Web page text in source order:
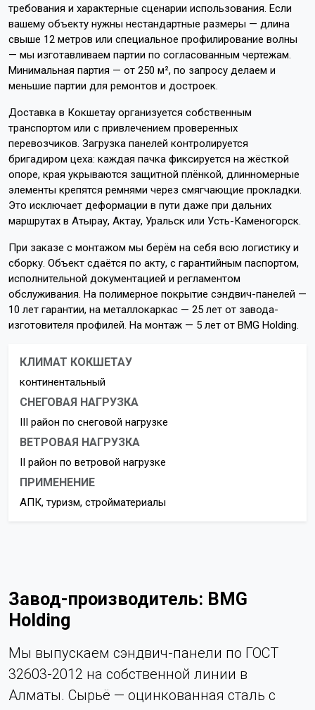
требования и характерные сценарии использования. Если
вашему объекту нужны нестандартные размеры — длина
свыше 12 метров или специальное профилирование волны
— мы изготавливаем партии по согласованным чертежам.
Минимальная партия — от 250 м², по запросу делаем и
меньшие партии для ремонтов и достроек.
Доставка в Кокшетау организуется собственным
транспортом или с привлечением проверенных
перевозчиков. Загрузка панелей контролируется
бригадиром цеха: каждая пачка фиксируется на жёсткой
опоре, края укрываются защитной плёнкой, длинномерные
элементы крепятся ремнями через смягчающие прокладки.
Это исключает деформации в пути даже при дальних
маршрутах в Атырау, Актау, Уральск или Усть-Каменогорск.
При заказе с монтажом мы берём на себя всю логистику и
сборку. Объект сдаётся по акту, с гарантийным паспортом,
исполнительной документацией и регламентом
обслуживания. На полимерное покрытие сэндвич-панелей —
10 лет гарантии, на металлокаркас — 25 лет от завода-
изготовителя профилей. На монтаж — 5 лет от BMG Holding.
КЛИМАТ КОКШЕТАУ
континентальный
СНЕГОВАЯ НАГРУЗКА
III район по снеговой нагрузке
ВЕТРОВАЯ НАГРУЗКА
II район по ветровой нагрузке
ПРИМЕНЕНИЕ
АПК, туризм, стройматериалы
Завод-производитель: BMG
Holding
Мы выпускаем сэндвич-панели по ГОСТ
32603-2012 на собственной линии в
Алматы. Сырьё — оцинкованная сталь с